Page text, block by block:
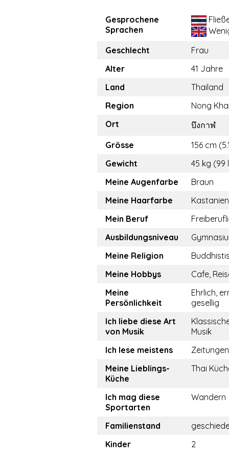
Gesprochene
Sprachen
Geschlecht
Frau
Alter
41 Jahre
Land
Thailand
Region
Nong Khai
Ort
บึงกาฬ
Grösse
156 cm
Gewicht
45 kg (99
Meine Augenfarbe
Braun
Meine Haarfarbe
Mein Beruf
Ausbildungsniveau
Meine Religion
Meine Hobbys
Cafe,
Meine
Persönlichkeit
Ehrlich,
gesellig
Ich liebe diese Art
von Musik
Musik
Ich lese meistens
Zeitungen
Meine Lieblings-
Küche
Thai
Ich mag diese
Sportarten
Wandern
Familienstand
Kinder
2